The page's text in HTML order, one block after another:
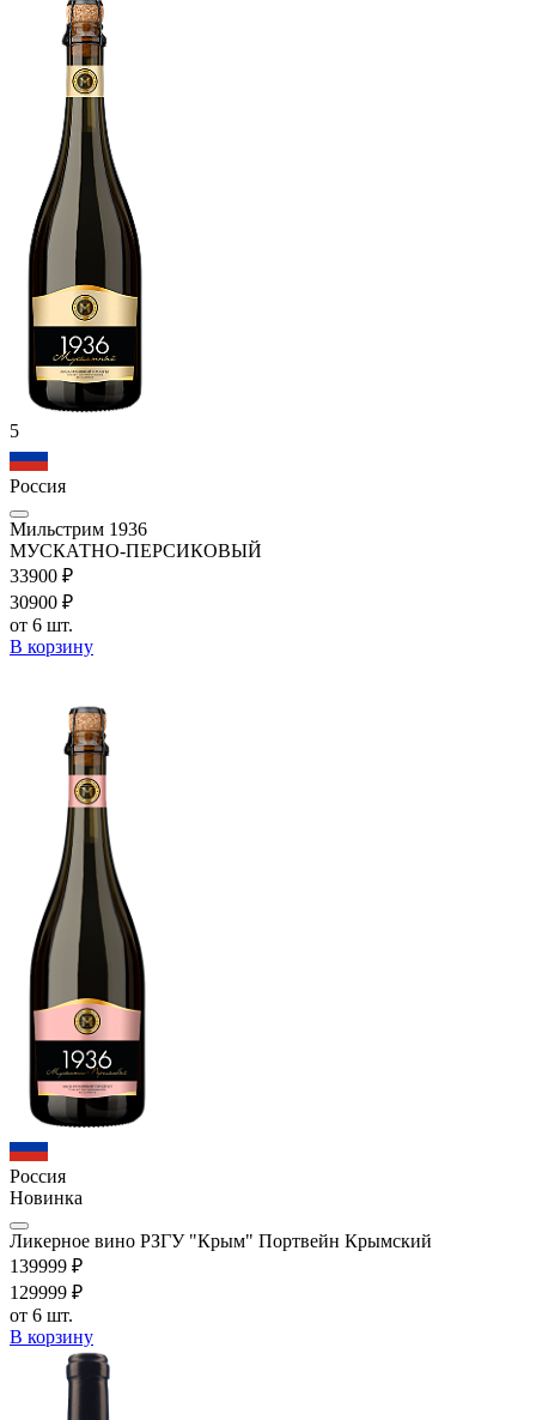
5
Россия
Мильстрим 1936
МУСКАТНО-ПЕРСИКОВЫЙ
33900 ₽
30900 ₽
от 6 шт.
В корзину
Россия
Новинка
Ликерное вино РЗГУ "Крым" Портвейн Крымский
139999 ₽
129999 ₽
от 6 шт.
В корзину